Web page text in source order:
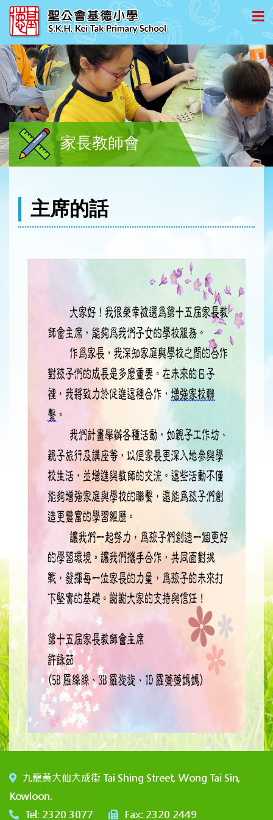
家長教師會
主席的話
九龍黃大仙大成街 Tai Shing Street, Wong Tai Sin,
Kowloon.
Tel: 2320 3077
Fax: 2320 2449